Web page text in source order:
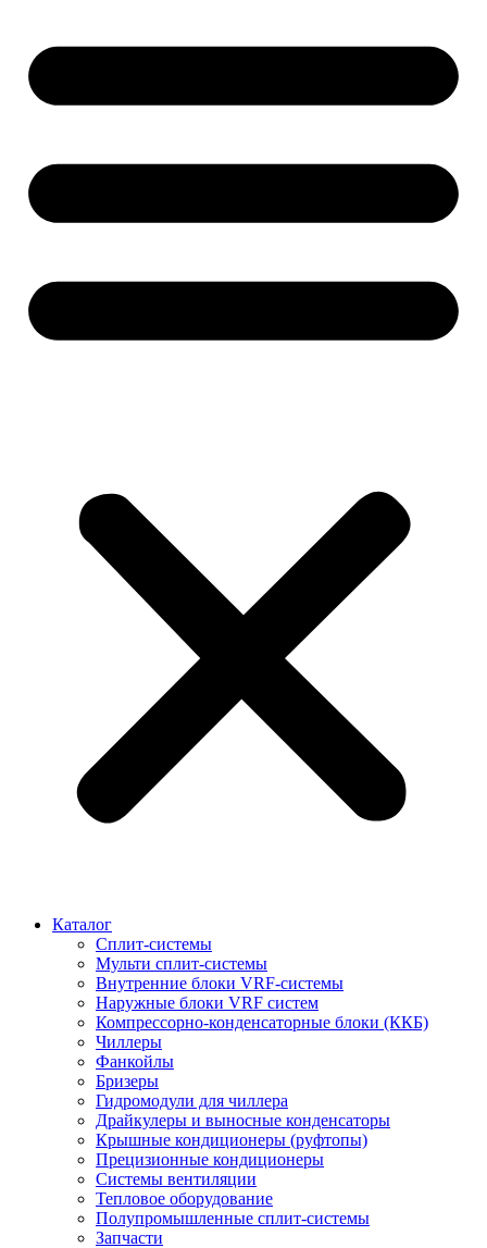
Каталог
Сплит-системы
Мульти сплит-системы
Внутренние блоки VRF-cистемы
Наружные блоки VRF cистем
Компрессорно-конденсаторные блоки (ККБ)
Чиллеры
Фанкойлы
Бризеры
Гидромодули для чиллера
Драйкулеры и выносные конденсаторы
Крышные кондиционеры (руфтопы)
Прецизионные кондиционеры
Системы вентиляции
Тепловое оборудование
Полупромышленные сплит-системы
Запчасти